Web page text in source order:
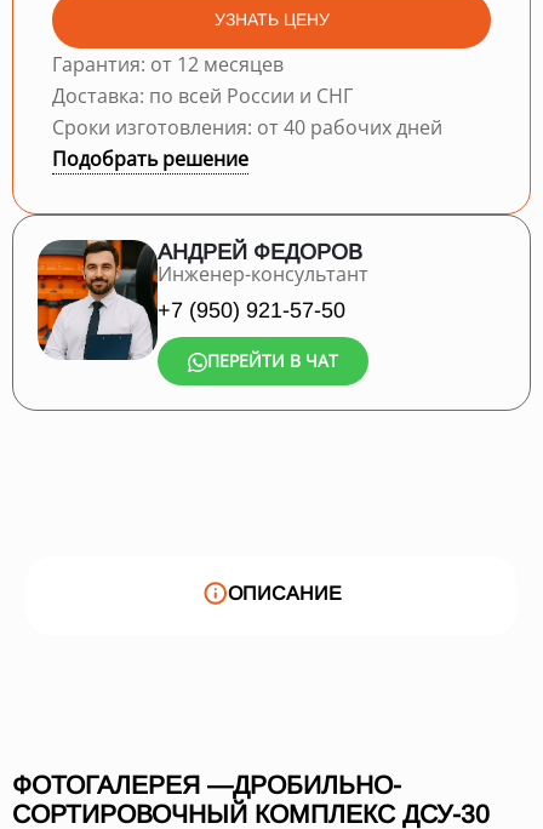
УЗНАТЬ ЦЕНУ
Гарантия: от 12 месяцев
Доставка: по всей России и СНГ
Сроки изготовления: от 40 рабочих дней
Подобрать решение
АНДРЕЙ ФЕДОРОВ
Инженер-консультант
+7 (950) 921-57-50
ПЕРЕЙТИ В ЧАТ
ОПИСАНИЕ
ФОТОГАЛЕРЕЯ —ДРОБИЛЬНО-
СОРТИРОВОЧНЫЙ КОМПЛЕКС ДСУ-30